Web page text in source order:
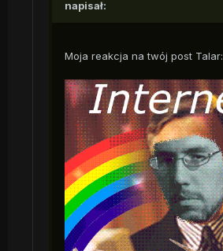
napisał:
Moja reakcja na twój post Talar: